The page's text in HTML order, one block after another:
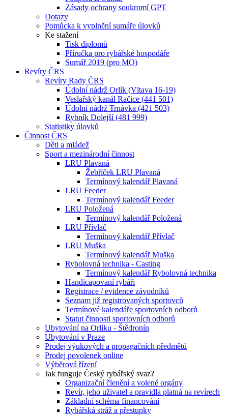
Zásady ochrany soukromí GPT
Dotazy
Pomůcka k vyplnění sumáře úlovků
Ke stažení
Tisk diplomů
Příručka pro rybářské hospodáře
Sumář 2019 (pro MO)
Revíry ČRS
Revíry Rady ČRS
Údolní nádrž Orlík (Vltava 16-19)
Veslařský kanál Račice (441 501)
Údolní nádrž Trnávka (421 503)
Rybník Dolejší (481 999)
Statistiky úlovků
Činnost ČRS
Děti a mládež
Sport a mezinárodní činnost
LRU Plavaná
Žebříček LRU Plavaná
Termínový kalendář Plavaná
LRU Feeder
Termínový kalendář Feeder
LRU Položená
Termínový kalendář Položená
LRU Přívlač
Termínový kalendář Přívlač
LRU Muška
Termínový kalendář Muška
Rybolovná technika - Casting
Termínový kalendář Rybolovná technika
Handicapovaní rybáři
Registrace / evidence závodníků
Seznam již registrovaných sportovců
Termínové kalendáře sportovních odborů
Statut činnosti sportovních odborů
Ubytování na Orlíku - Štědronín
Ubytování v Praze
Prodej výukových a propagačních předmětů
Prodej povolenek online
Výběrová řízení
Jak funguje Český rybářský svaz?
Organizační členění a volené orgány
Revír, jeho uživatel a pravidla platná na revírech
Základní schéma financování
Rybářská stráž a přestupky